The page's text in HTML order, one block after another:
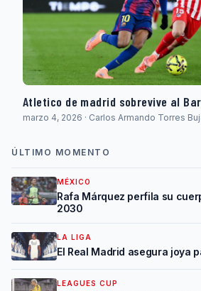
Atletico de madrid sobrevive al
marzo 4, 2026 · Carlos Armando Torres
ÚLTIMO MOMENTO
MÉXICO
Rafa Márquez perfila su
2030
LA LIGA
El Real Madrid asegura joya
LEAGUES CUP